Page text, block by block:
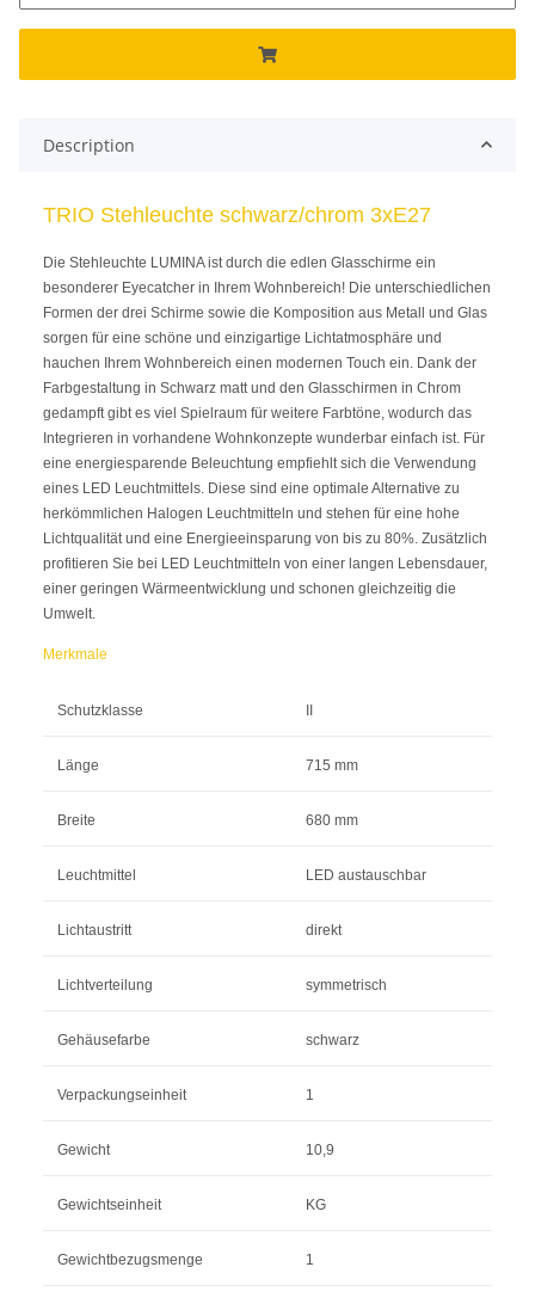
Description
TRIO Stehleuchte schwarz/chrom 3xE27
Die Stehleuchte LUMINA ist durch die edlen Glasschirme ein
besonderer Eyecatcher in Ihrem Wohnbereich! Die unterschiedlichen
Formen der drei Schirme sowie die Komposition aus Metall und Glas
sorgen für eine schöne und einzigartige Lichtatmosphäre und
hauchen Ihrem Wohnbereich einen modernen Touch ein. Dank der
Farbgestaltung in Schwarz matt und den Glasschirmen in Chrom
gedampft gibt es viel Spielraum für weitere Farbtöne, wodurch das
Integrieren in vorhandene Wohnkonzepte wunderbar einfach ist. Für
eine energiesparende Beleuchtung empfiehlt sich die Verwendung
eines LED Leuchtmittels. Diese sind eine optimale Alternative zu
herkömmlichen Halogen Leuchtmitteln und stehen für eine hohe
Lichtqualität und eine Energieeinsparung von bis zu 80%. Zusätzlich
profitieren Sie bei LED Leuchtmitteln von einer langen Lebensdauer,
einer geringen Wärmeentwicklung und schonen gleichzeitig die
Umwelt.
Merkmale
Schutzklasse II
Länge 715 mm
Breite 680 mm
Leuchtmittel LED austauschbar
Lichtaustritt direkt
Lichtverteilung symmetrisch
Gehäusefarbe schwarz
Verpackungseinheit 1
Gewicht 10,9
Gewichtseinheit KG
Gewichtbezugsmenge 1